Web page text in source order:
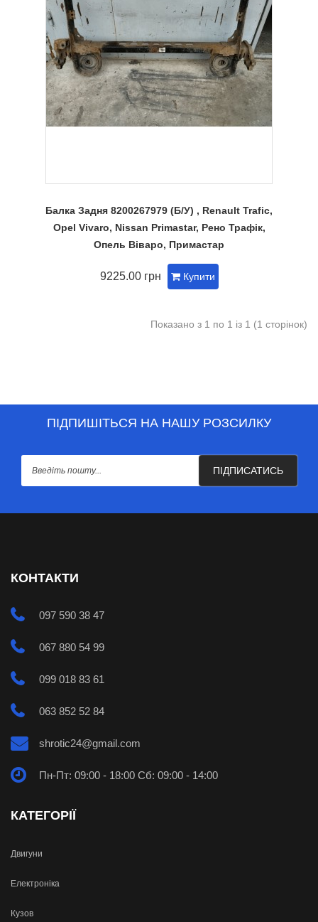
Балка Задня 8200267979 (Б/У) , Renault Trafic,
Opel Vivaro, Nissan Primastar, Рено Трафік,
Опель Віваро, Примастар
9225.00 грн Купити
Показано з 1 по 1 із 1 (1 сторінок)
ПІДПИШІТЬСЯ НА НАШУ РОЗСИЛКУ
ПІДПИСАТИСЬ
КОНТАКТИ
097 590 38 47
067 880 54 99
099 018 83 61
063 852 52 84
shrotic24@gmail.com
Пн-Пт: 09:00 - 18:00 Сб: 09:00 - 14:00
КАТЕГОРІЇ
Двигуни
Електроніка
Кузов